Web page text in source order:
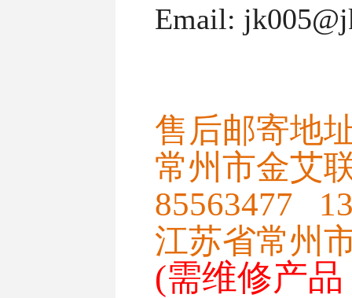
Email:
售后邮寄地
常州市金艾
85563477
江苏省常州
(需维修产